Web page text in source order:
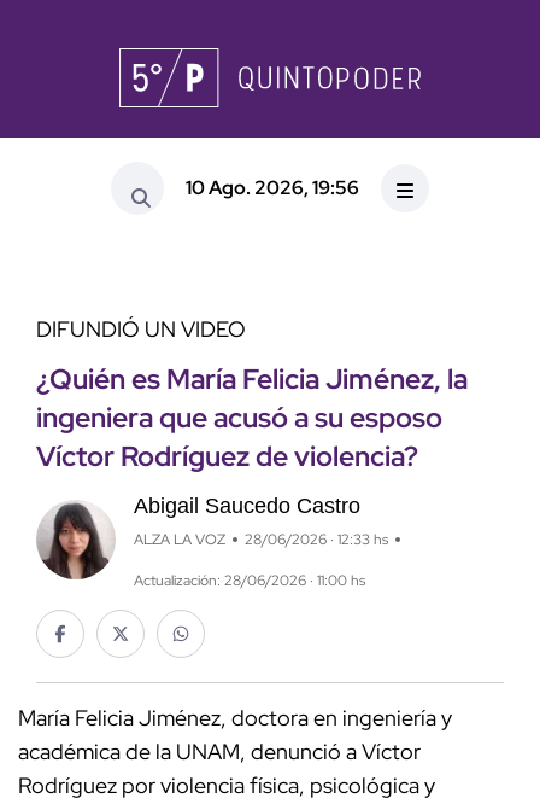
10 Ago. 2026, 19:56
DIFUNDIÓ UN VIDEO
¿Quién es María Felicia Jiménez, la
ingeniera que acusó a su esposo
Víctor Rodríguez de violencia?
Abigail Saucedo Castro
ALZA LA VOZ 28/06/2026 · 12:33 hs
Actualización: 28/06/2026 · 11:00 hs
María Felicia Jiménez, doctora en ingeniería y
académica de la UNAM, denunció a Víctor
Rodríguez por violencia física, psicológica y